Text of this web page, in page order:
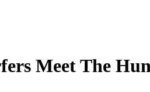
Meet The